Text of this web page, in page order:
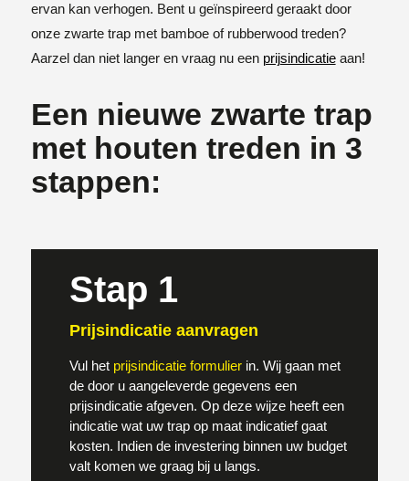
ervan kan verhogen. Bent u geïnspireerd geraakt door
onze zwarte trap met bamboe of rubberwood treden?
Aarzel dan niet langer en vraag nu een prijsindicatieaan!
Een nieuwe zwarte trap
met houten treden in 3
stappen:
Stap 1
Prijsindicatie aanvragen
Vul het prijsindicatie formulierin. Wij gaan met
de door u aangeleverde gegevens een
prijsindicatie afgeven. Op deze wijze heeft een
indicatie wat uw trap op maat indicatief gaat
kosten. Indien de investering binnen uw budget
valt komen we graag bij u langs.